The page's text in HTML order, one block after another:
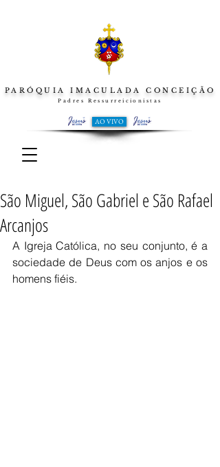
AO VIVO
PARÓQUIA IMACULADA CONCEIÇÃO
Padres Ressurreicionistas
São Miguel, São Gabriel e São Rafael
Arcanjos
A Igreja Católica, no seu conjunto, é a
sociedade de Deus com os anjos e os
homens fiéis.